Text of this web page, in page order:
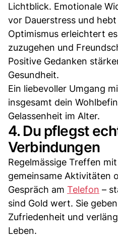
Lichtblick. Emotionale
vor Dauerstress und
Optimismus erleichtert
zuzugehen und
Positive Gedanken
Gesundheit.
Ein liebevoller Umgang
insgesamt dein
Gelassenheit im Alter.
4. Du pflegst
Verbindungen
Regelmässige Treffen
gemeinsame Aktivitäten
Gespräch am Telefon –
sind Gold wert. Sie
Zufriedenheit und
Leben.